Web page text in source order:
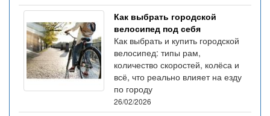
Как выбрать городской
велосипед под себя
Как выбрать и купить городской
велосипед: типы рам,
количество скоростей, колёса и
всё, что реально влияет на езду
по городу
26/02/2026